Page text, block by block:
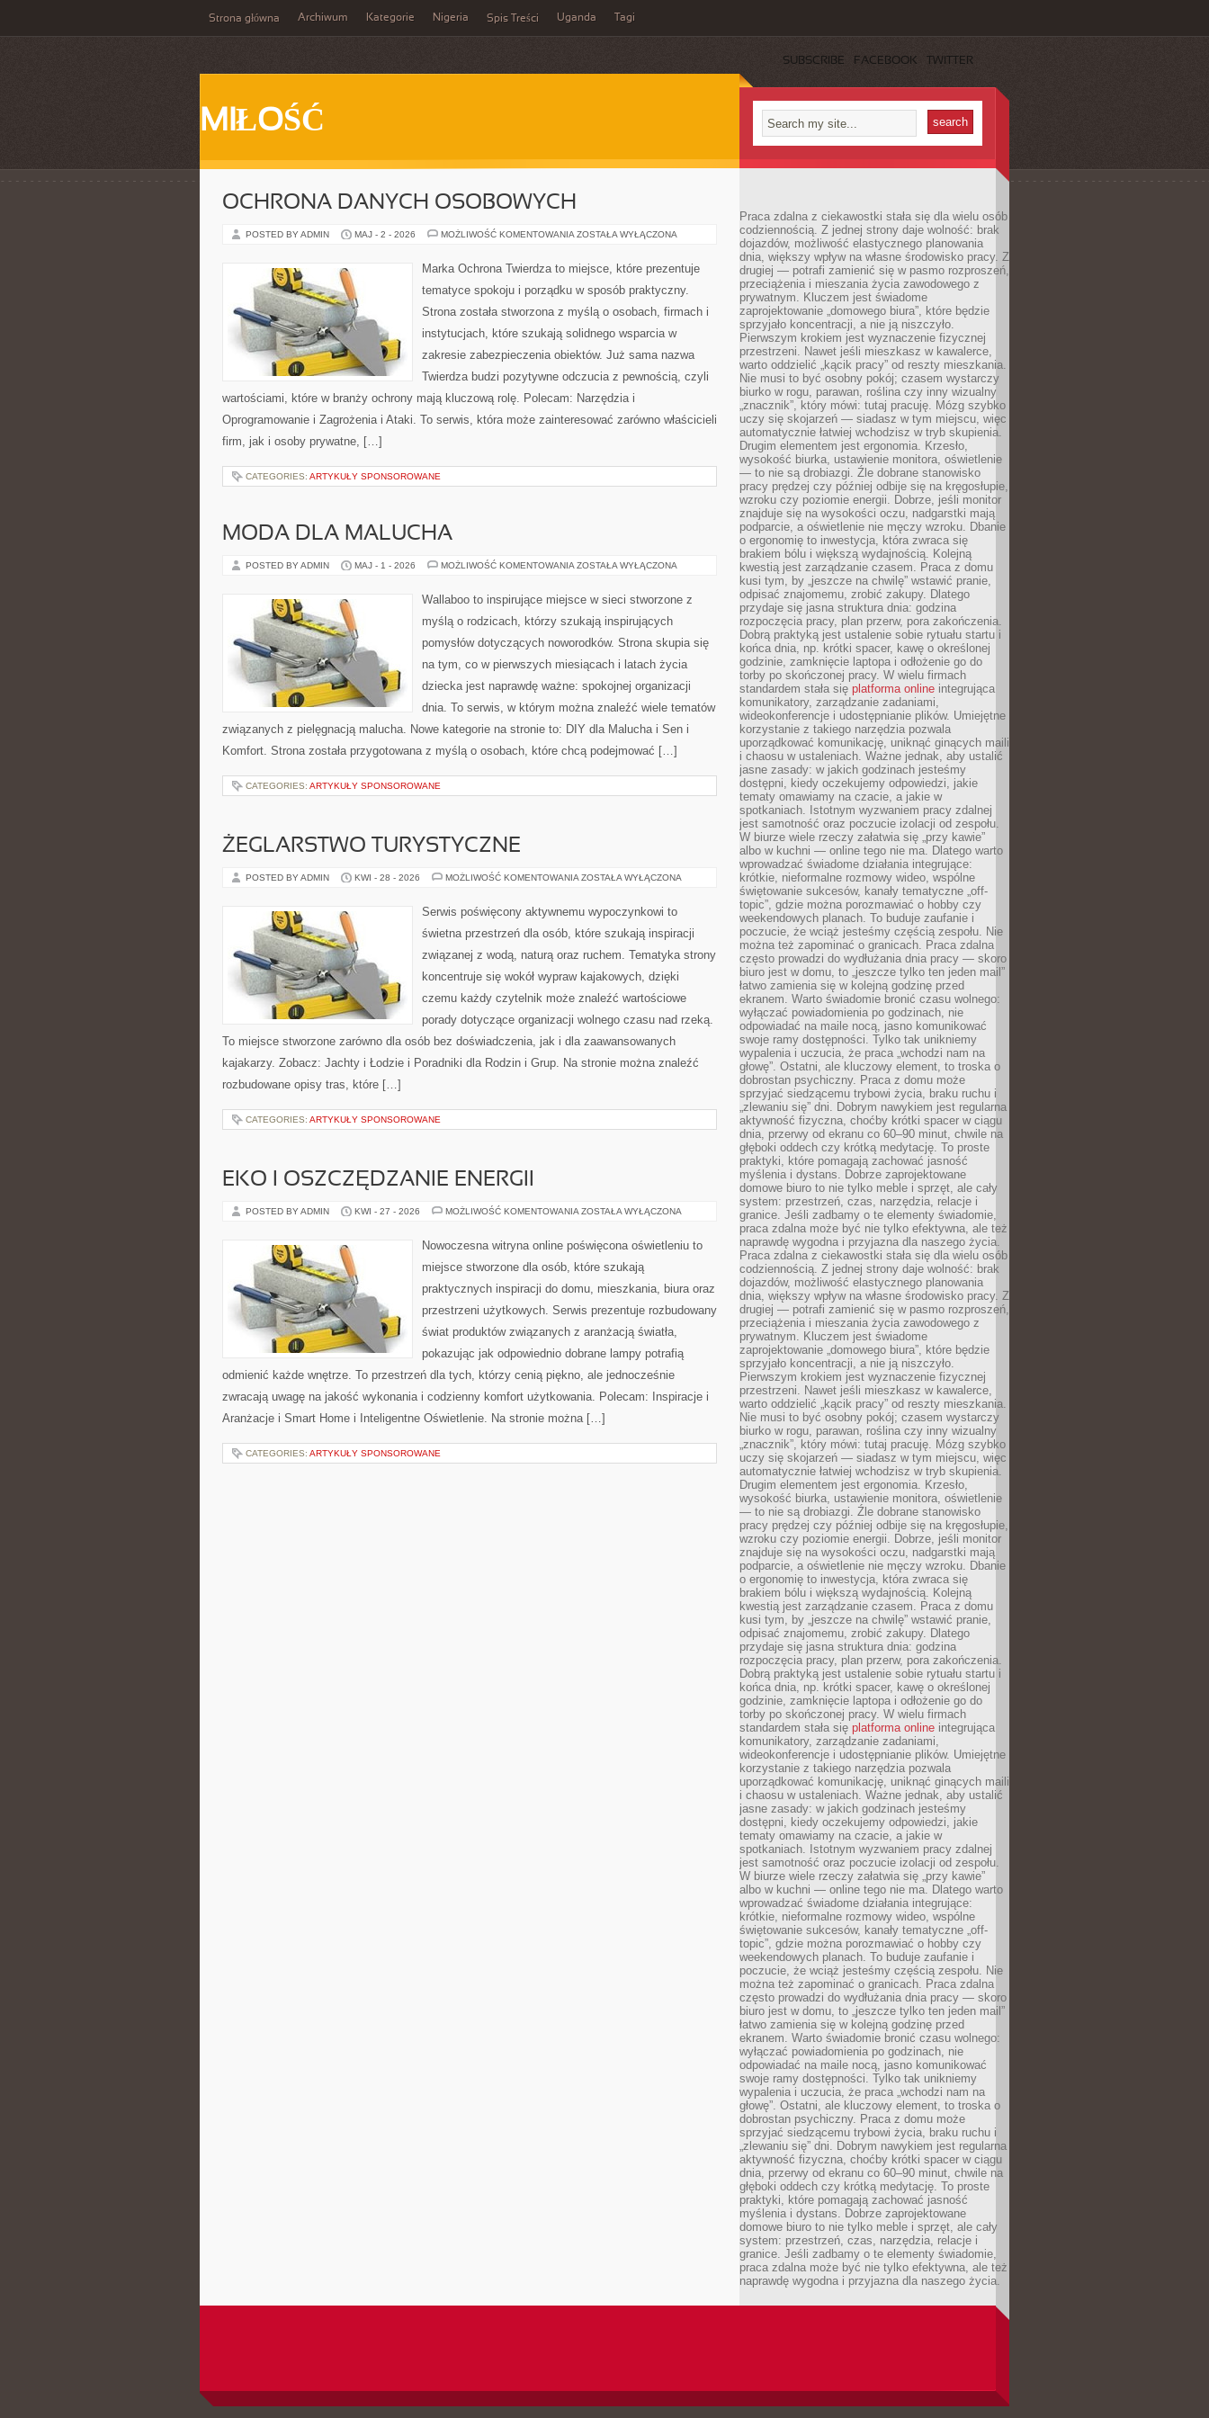
Strona główna Archiwum Kategorie Nigeria Spis Treści Uganda Tagi
SUBSCRIBE FACEBOOK TWITTER
MIŁOŚĆ
OCHRONA DANYCH OSOBOWYCH
POSTED BY ADMIN MAJ - 2 - 2026 MOŻLIWOŚĆ KOMENTOWANIA OCHRONA
ZOSTAŁA WYŁĄCZONA
Marka Ochrona Twierdza to miejsce, które prezentuje
tematyce spokoju i porządku w sposób praktyczny.
Strona została stworzona z myślą o osobach, firmach i
instytucjach, które szukają solidnego wsparcia w
zakresie zabezpieczenia obiektów. Już sama nazwa
Twierdza budzi pozytywne odczucia z pewnością, czyli
wartościami, które w branży ochrony mają kluczową rolę. Polecam: Narzędzia i
Oprogramowanie i Zagrożenia i Ataki. To serwis, która może zainteresować zarówno właścicieli
firm, jak i osoby prywatne, […]
CATEGORIES: ARTYKUŁY SPONSOROWANE
MODA DLA MALUCHA
POSTED BY ADMIN MAJ - 1 - 2026 MOŻLIWOŚĆ KOMENTOWANIA MODA
ZOSTAŁA WYŁĄCZONA
Wallaboo to inspirujące miejsce w sieci stworzone z
myślą o rodzicach, którzy szukają inspirujących
pomysłów dotyczących noworodków. Strona skupia się
na tym, co w pierwszych miesiącach i latach życia
dziecka jest naprawdę ważne: spokojnej organizacji
dnia. To serwis, w którym można znaleźć wiele tematów
związanych z pielęgnacją malucha. Nowe kategorie na stronie to: DIY dla Malucha i Sen i
Komfort. Strona została przygotowana z myślą o osobach, które chcą podejmować […]
CATEGORIES: ARTYKUŁY SPONSOROWANE
ŻEGLARSTWO TURYSTYCZNE
POSTED BY ADMIN KWI - 28 - 2026 MOŻLIWOŚĆ KOMENTOWANIA ŻEGLARSTWO
ZOSTAŁA WYŁĄCZONA
Serwis poświęcony aktywnemu wypoczynkowi to
świetna przestrzeń dla osób, które szukają inspiracji
związanej z wodą, naturą oraz ruchem. Tematyka strony
koncentruje się wokół wypraw kajakowych, dzięki
czemu każdy czytelnik może znaleźć wartościowe
porady dotyczące organizacji wolnego czasu nad rzeką.
To miejsce stworzone zarówno dla osób bez doświadczenia, jak i dla zaawansowanych
kajakarzy. Zobacz: Jachty i Łodzie i Poradniki dla Rodzin i Grup. Na stronie można znaleźć
rozbudowane opisy tras, które […]
CATEGORIES: ARTYKUŁY SPONSOROWANE
EKO I OSZCZĘDZANIE ENERGII
POSTED BY ADMIN KWI - 27 - 2026 MOŻLIWOŚĆ KOMENTOWANIA EKO
ENERGII
ZOSTAŁA WYŁĄCZONA
Nowoczesna witryna online poświęcona oświetleniu to
miejsce stworzone dla osób, które szukają
praktycznych inspiracji do domu, mieszkania, biura oraz
przestrzeni użytkowych. Serwis prezentuje rozbudowany
świat produktów związanych z aranżacją światła,
pokazując jak odpowiednio dobrane lampy potrafią
odmienić każde wnętrze. To przestrzeń dla tych, którzy cenią piękno, ale jednocześnie
zwracają uwagę na jakość wykonania i codzienny komfort użytkowania. Polecam: Inspiracje i
Aranżacje i Smart Home i Inteligentne Oświetlenie. Na stronie można […]
CATEGORIES: ARTYKUŁY SPONSOROWANE
Praca zdalna z ciekawostki stała się dla wielu osób
codziennością. Z jednej strony daje wolność: brak
dojazdów, możliwość elastycznego planowania
dnia, większy wpływ na własne środowisko pracy. Z
drugiej — potrafi zamienić się w pasmo rozproszeń,
przeciążenia i mieszania życia zawodowego z
prywatnym. Kluczem jest świadome
zaprojektowanie „domowego biura”, które będzie
sprzyjało koncentracji, a nie ją niszczyło.
Pierwszym krokiem jest wyznaczenie fizycznej
przestrzeni. Nawet jeśli mieszkasz w kawalerce,
warto oddzielić „kącik pracy” od reszty mieszkania.
Nie musi to być osobny pokój; czasem wystarczy
biurko w rogu, parawan, roślina czy inny wizualny
„znacznik”, który mówi: tutaj pracuję. Mózg szybko
uczy się skojarzeń — siadasz w tym miejscu, więc
automatycznie łatwiej wchodzisz w tryb skupienia.
Drugim elementem jest ergonomia. Krzesło,
wysokość biurka, ustawienie monitora, oświetlenie
— to nie są drobiazgi. Źle dobrane stanowisko
pracy prędzej czy później odbije się na kręgosłupie,
wzroku czy poziomie energii. Dobrze, jeśli monitor
znajduje się na wysokości oczu, nadgarstki mają
podparcie, a oświetlenie nie męczy wzroku. Dbanie
o ergonomię to inwestycja, która zwraca się
brakiem bólu i większą wydajnością. Kolejną
kwestią jest zarządzanie czasem. Praca z domu
kusi tym, by „jeszcze na chwilę” wstawić pranie,
odpisać znajomemu, zrobić zakupy. Dlatego
przydaje się jasna struktura dnia: godzina
rozpoczęcia pracy, plan przerw, pora zakończenia.
Dobrą praktyką jest ustalenie sobie rytuału startu i
końca dnia, np. krótki spacer, kawę o określonej
godzinie, zamknięcie laptopa i odłożenie go do
torby po skończonej pracy. W wielu firmach
standardem stała się platforma online integrująca
komunikatory, zarządzanie zadaniami,
wideokonferencje i udostępnianie plików. Umiejętne
korzystanie z takiego narzędzia pozwala
uporządkować komunikację, uniknąć ginących maili
i chaosu w ustaleniach. Ważne jednak, aby ustalić
jasne zasady: w jakich godzinach jesteśmy
dostępni, kiedy oczekujemy odpowiedzi, jakie
tematy omawiamy na czacie, a jakie w
spotkaniach. Istotnym wyzwaniem pracy zdalnej
jest samotność oraz poczucie izolacji od zespołu.
W biurze wiele rzeczy załatwia się „przy kawie”
albo w kuchni — online tego nie ma. Dlatego warto
wprowadzać świadome działania integrujące:
krótkie, nieformalne rozmowy wideo, wspólne
świętowanie sukcesów, kanały tematyczne „off-
topic”, gdzie można porozmawiać o hobby czy
weekendowych planach. To buduje zaufanie i
poczucie, że wciąż jesteśmy częścią zespołu. Nie
można też zapominać o granicach. Praca zdalna
często prowadzi do wydłużania dnia pracy — skoro
biuro jest w domu, to „jeszcze tylko ten jeden mail”
łatwo zamienia się w kolejną godzinę przed
ekranem. Warto świadomie bronić czasu wolnego:
wyłączać powiadomienia po godzinach, nie
odpowiadać na maile nocą, jasno komunikować
swoje ramy dostępności. Tylko tak unikniemy
wypalenia i uczucia, że praca „wchodzi nam na
głowę”. Ostatni, ale kluczowy element, to troska o
dobrostan psychiczny. Praca z domu może
sprzyjać siedzącemu trybowi życia, braku ruchu i
„zlewaniu się” dni. Dobrym nawykiem jest regularna
aktywność fizyczna, choćby krótki spacer w ciągu
dnia, przerwy od ekranu co 60–90 minut, chwile na
głęboki oddech czy krótką medytację. To proste
praktyki, które pomagają zachować jasność
myślenia i dystans. Dobrze zaprojektowane
domowe biuro to nie tylko meble i sprzęt, ale cały
system: przestrzeń, czas, narzędzia, relacje i
granice. Jeśli zadbamy o te elementy świadomie,
praca zdalna może być nie tylko efektywna, ale też
naprawdę wygodna i przyjazna dla naszego życia.
Praca zdalna z ciekawostki stała się dla wielu osób
codziennością. Z jednej strony daje wolność: brak
dojazdów, możliwość elastycznego planowania
dnia, większy wpływ na własne środowisko pracy. Z
drugiej — potrafi zamienić się w pasmo rozproszeń,
przeciążenia i mieszania życia zawodowego z
prywatnym. Kluczem jest świadome
zaprojektowanie „domowego biura”, które będzie
sprzyjało koncentracji, a nie ją niszczyło.
Pierwszym krokiem jest wyznaczenie fizycznej
przestrzeni. Nawet jeśli mieszkasz w kawalerce,
warto oddzielić „kącik pracy” od reszty mieszkania.
Nie musi to być osobny pokój; czasem wystarczy
biurko w rogu, parawan, roślina czy inny wizualny
„znacznik”, który mówi: tutaj pracuję. Mózg szybko
uczy się skojarzeń — siadasz w tym miejscu, więc
automatycznie łatwiej wchodzisz w tryb skupienia.
Drugim elementem jest ergonomia. Krzesło,
wysokość biurka, ustawienie monitora, oświetlenie
— to nie są drobiazgi. Źle dobrane stanowisko
pracy prędzej czy później odbije się na kręgosłupie,
wzroku czy poziomie energii. Dobrze, jeśli monitor
znajduje się na wysokości oczu, nadgarstki mają
podparcie, a oświetlenie nie męczy wzroku. Dbanie
o ergonomię to inwestycja, która zwraca się
brakiem bólu i większą wydajnością. Kolejną
kwestią jest zarządzanie czasem. Praca z domu
kusi tym, by „jeszcze na chwilę” wstawić pranie,
odpisać znajomemu, zrobić zakupy. Dlatego
przydaje się jasna struktura dnia: godzina
rozpoczęcia pracy, plan przerw, pora zakończenia.
Dobrą praktyką jest ustalenie sobie rytuału startu i
końca dnia, np. krótki spacer, kawę o określonej
godzinie, zamknięcie laptopa i odłożenie go do
torby po skończonej pracy. W wielu firmach
standardem stała się platforma online integrująca
komunikatory, zarządzanie zadaniami,
wideokonferencje i udostępnianie plików. Umiejętne
korzystanie z takiego narzędzia pozwala
uporządkować komunikację, uniknąć ginących maili
i chaosu w ustaleniach. Ważne jednak, aby ustalić
jasne zasady: w jakich godzinach jesteśmy
dostępni, kiedy oczekujemy odpowiedzi, jakie
tematy omawiamy na czacie, a jakie w
spotkaniach. Istotnym wyzwaniem pracy zdalnej
jest samotność oraz poczucie izolacji od zespołu.
W biurze wiele rzeczy załatwia się „przy kawie”
albo w kuchni — online tego nie ma. Dlatego warto
wprowadzać świadome działania integrujące:
krótkie, nieformalne rozmowy wideo, wspólne
świętowanie sukcesów, kanały tematyczne „off-
topic”, gdzie można porozmawiać o hobby czy
weekendowych planach. To buduje zaufanie i
poczucie, że wciąż jesteśmy częścią zespołu. Nie
można też zapominać o granicach. Praca zdalna
często prowadzi do wydłużania dnia pracy — skoro
biuro jest w domu, to „jeszcze tylko ten jeden mail”
łatwo zamienia się w kolejną godzinę przed
ekranem. Warto świadomie bronić czasu wolnego:
wyłączać powiadomienia po godzinach, nie
odpowiadać na maile nocą, jasno komunikować
swoje ramy dostępności. Tylko tak unikniemy
wypalenia i uczucia, że praca „wchodzi nam na
głowę”. Ostatni, ale kluczowy element, to troska o
dobrostan psychiczny. Praca z domu może
sprzyjać siedzącemu trybowi życia, braku ruchu i
„zlewaniu się” dni. Dobrym nawykiem jest regularna
aktywność fizyczna, choćby krótki spacer w ciągu
dnia, przerwy od ekranu co 60–90 minut, chwile na
głęboki oddech czy krótką medytację. To proste
praktyki, które pomagają zachować jasność
myślenia i dystans. Dobrze zaprojektowane
domowe biuro to nie tylko meble i sprzęt, ale cały
system: przestrzeń, czas, narzędzia, relacje i
granice. Jeśli zadbamy o te elementy świadomie,
praca zdalna może być nie tylko efektywna, ale też
naprawdę wygodna i przyjazna dla naszego życia.